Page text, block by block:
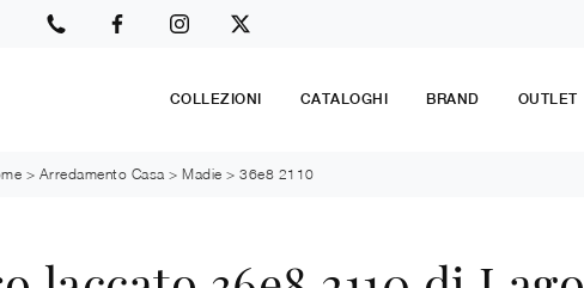
COLLEZIONI CATALOGHI BRAND OUTLET
> Arredamento Casa >Madie >36e8 2110